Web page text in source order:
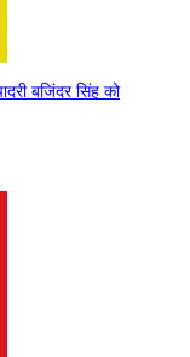
बजिंदर सिंह को